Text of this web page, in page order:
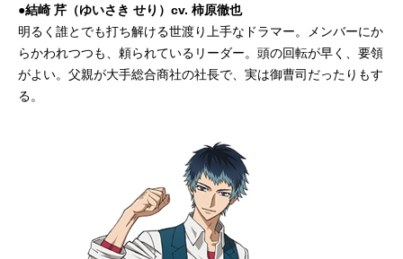
●結崎 芹（ゆいさき せり）cv. 柿原徹也
明るく誰とでも打ち解ける世渡り上手なドラマー。メンバーにか
らかわれつつも、頼られているリーダー。頭の回転が早く、要領
がよい。父親が大手総合商社の社長で、実は御曹司だったりもす
る。